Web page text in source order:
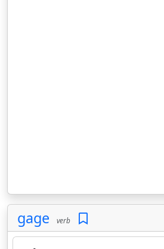
gage verb